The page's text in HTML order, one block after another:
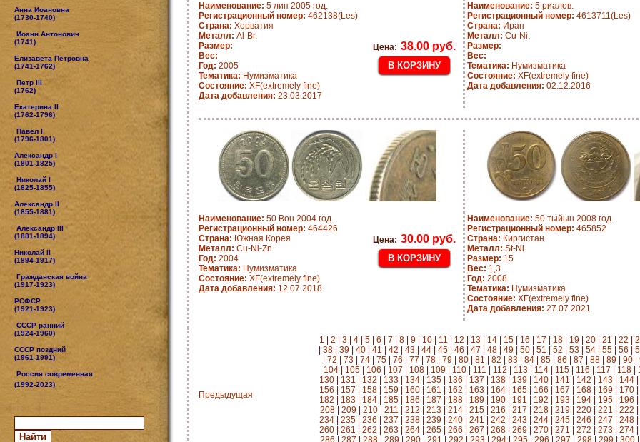
Анна Иоановна
(1730-1740)
Иоанн Антонович
(1741)
Елизавета Петровна
(1741-1762)
Петр III
(1762)
Екатерина II
(1762-1796)
Павел I
(1796-1801)
Александр I
(1801-1825)
Николай I
(1825-1855)
Александр II
(1855-1881)
Александр III
(1881-1894)
Николай II
(1894-1917)
Гражданская война
(1917-1923)
РСФСР
(1921-1923)
СССР ранний
(1924-1960)
СССР поздний
(1961-1991)
Россия современная
(1992-2023)
Наименование: 5 лип 2005 год.
Регистрационный номер: 462138(Les)
Страна: Хорватия
Металл: Al-Br.
Размер:
Вес:
Год: 2005
Тематика: Нумизматика
Состояние: XF(extremely fine)
Дата добавления: 23.03.2017
Цена: 38.00 руб.
Наименование: 5 риалов.
Регистрационный номер: 4613711(Les)
Страна: Иран
Металл: Cu-Ni.
Размер:
Вес:
Тематика: Нумизматика
Состояние: XF(extremely fine)
Дата добавления: 02.12.2016
Наименование: 50 Вон 2004 год.
Регистрационный номер: 464426
Страна: Южная Корея
Металл: Cu-Ni-Zn
Год: 2004
Тематика: Нумизматика
Состояние: XF(extremely fine)
Дата добавления: 12.07.2018
Цена: 30.00 руб.
Наименование: 50 тыйын 2008 год.
Регистрационный номер: 465852
Страна: Киргистан
Металл: St-Ni
Размер: 15
Вес: 1,3
Год: 2008
Тематика: Нумизматика
Состояние: XF(extremely fine)
Дата добавления: 27.07.2021
Предыдущая
1 2 3| 4| 5| 6 7 8| 9| 10| 11 12 13| 14| 15| 16 17 18| 19| 20| 21 22
38 39 40 41 42 43 44 45 46 47 48 49 50 51 52 53 54 55 56
72 73 74 75 76 77 78 79 80 81 82 83 84 85 86 87 88 89 90
104| 105| 106 107 108| 109| 110| 111 112 113| 114| 115| 116 117 118|
130
131 132 133 134 135 136 137 138 139 140 141 142 143 144
156
157 158 159 160 161 162 163 164 165 166 167 168 169 170
182
183 184 185 186 187 188 189 190 191 192 193 194 195 196
208| 209| 210| 211 212 213| 214| 215| 216 217 218| 219| 220| 221 222
234
235 236 237 238 239 240 241 242 243 244 245 246 247 248
260
261 262 263 264 265 266 267 268 269 270 271 272 273 274
286
287 288| 289| 290| 291 292 293| 294| 295| 296 297 298| 299| 300|